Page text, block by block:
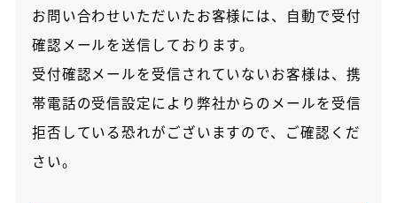
お問い合わせいただいたお客様には、自動で受付
確認メールを送信しております。
受付確認メールを受信されていないお客様は、 携
帯電話の受信設定により弊社からのメールを受信
拒否している恐れがございますので、ご確認くだ
さい。